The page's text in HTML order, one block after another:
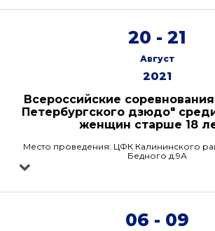
20 - 21
Август
2021
Всероссийские
Петербургского дзюдо"
женщин старше 18
Место проведения: ЦФК Калининского
Бедного д.9А
06 - 09